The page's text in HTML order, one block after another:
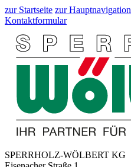
zur Startseite zur Hauptnavigation
Kontaktformular
SPERRHOLZ-WÖLBERT KG